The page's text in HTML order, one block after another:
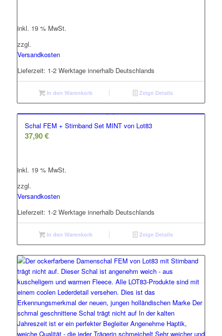
inkl. 19 % MwSt.
zzgl.
Versandkosten
Lieferzeit: 1-2 Werktage innerhalb Deutschlands
In den Warenkorb Zeige Details
Schal FEM + Stirnband Set MINT von Lot83
37,90€
inkl. 19 % MwSt.
zzgl.
Versandkosten
Lieferzeit: 1-2 Werktage innerhalb Deutschlands
In den Warenkorb Zeige Details